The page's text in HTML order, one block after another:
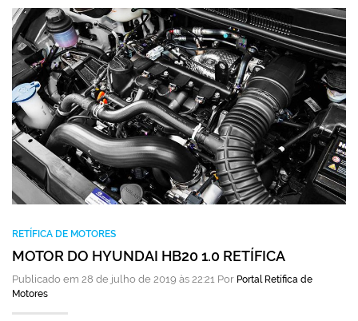
RETÍFICA DE MOTORES
MOTOR DO HYUNDAI HB20 1.0 RETÍFICA
Publicado em 28 de julho de 2019 às 22:21 Por Portal Retífica de
Motores